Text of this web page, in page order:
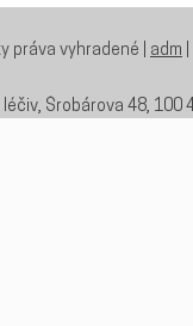
práva vyhradené | adm
Šrobárova 48, 100